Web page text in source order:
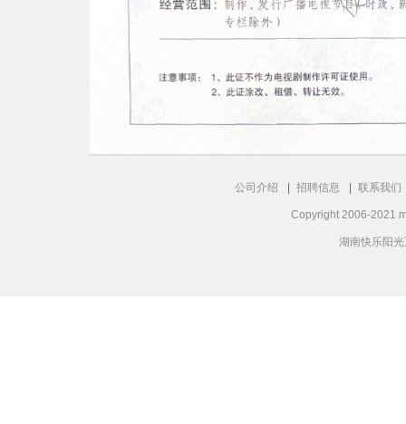
公司介绍 招聘信息 联系我们
Copyright 2006-2021
湖南快乐阳